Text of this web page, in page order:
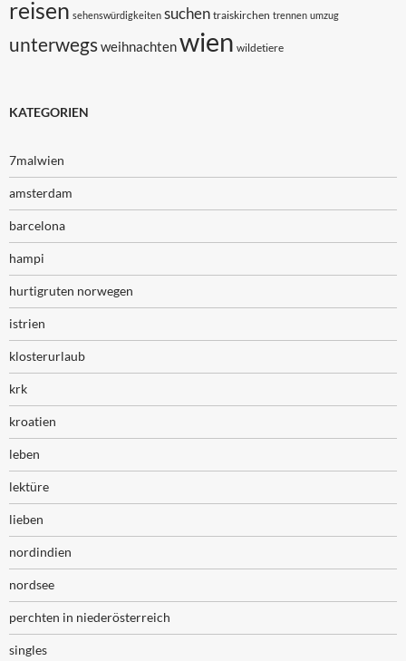
reisen sehenswürdigkeiten suchen traiskirchen trennen umzug
unterwegsweihnachtenwien wildetiere
KATEGORIEN
7malwien
amsterdam
barcelona
hampi
hurtigruten norwegen
istrien
klosterurlaub
krk
kroatien
leben
lektüre
lieben
nordindien
nordsee
perchten in niederösterreich
singles